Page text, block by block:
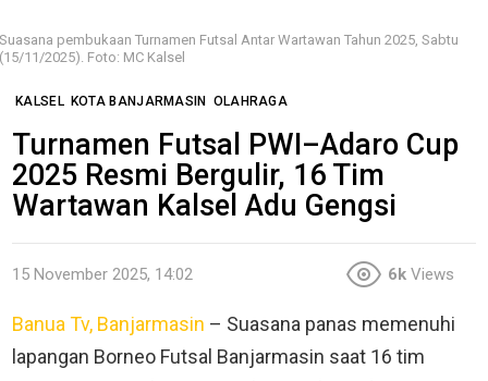
Suasana pembukaan Turnamen Futsal Antar Wartawan Tahun 2025, Sabtu
(15/11/2025). Foto: MC Kalsel
KALSEL KOTA BANJARMASIN OLAHRAGA
Turnamen Futsal PWI–Adaro Cup
2025 Resmi Bergulir, 16 Tim
Wartawan Kalsel Adu Gengsi
15 November 2025, 14:02 6k Views
Banua Tv, Banjarmasin – Suasana panas memenuhi
lapangan Borneo Futsal Banjarmasin saat 16 tim